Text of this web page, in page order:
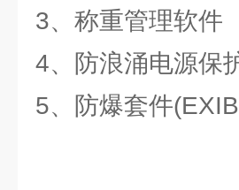
3、称重管理软件
4、防浪涌电源保
5、防爆套件